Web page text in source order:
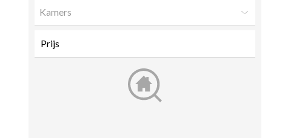
Kamers